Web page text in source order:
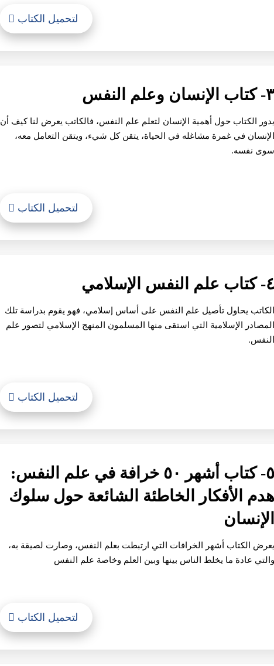
لتحميل الكتاب
٣- كتاب الإنسان وعلم النفس
يدور الكتاب حول أهمية الإنسان لتعلم علم النفس، فالكاتب يعرض لنا كيف أن
الإنسان في غمرة مشاغله في الحياة، يتقن كل شيء، ويتقن التعامل معه،
سوى نفسه.
لتحميل الكتاب
٤- كتاب علم النفس الإسلامي
الكاتب يحاول تأصيل علم النفس على أساس إسلامي، فهو يقوم بدراسة تلك
المصادر الإسلامية التي استقى منها المسلمون المنهج الإسلامي لتصور علم
النفس.
لتحميل الكتاب
٥- كتاب أشهر ٥٠ خرافة في علم النفس:
هدم الأفكار الخاطئة الشائعة حول سلوك
الإنسان
يعرض الكتاب أشهر الخرافات التي ارتبطت بعلم النفس، وصارت لصيقة به،
والتي عادة ما يخلط الناس بينها وبين العلم وخاصة علم النفس
لتحميل الكتاب